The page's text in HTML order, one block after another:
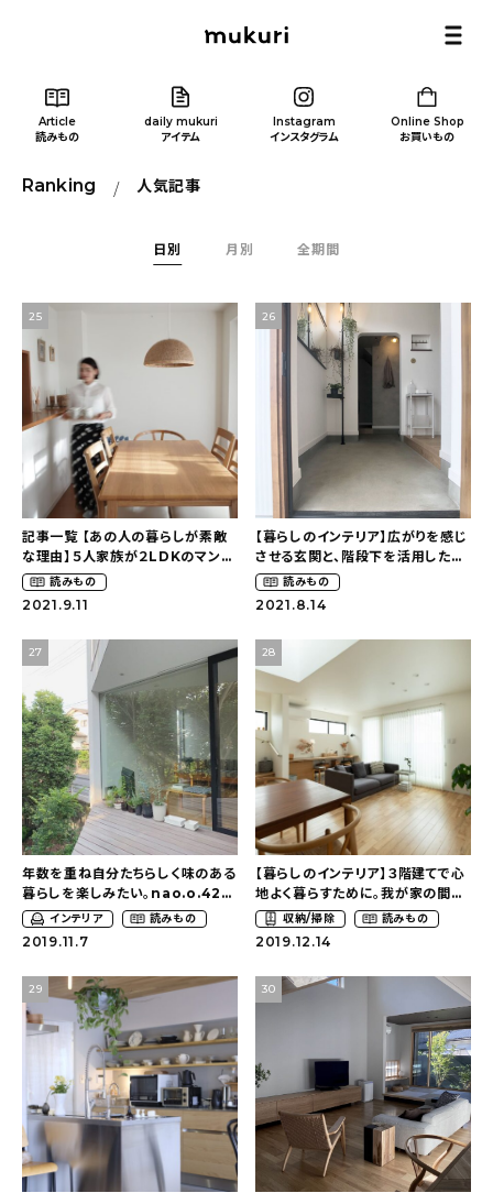
Article
読みもの
daily mukuri
アイテム
Instagram
インスタグラム
Online Shop
お買いもの
カテゴリー一覧
新着記事
人気の記事
おすすめの記事
コラム
インテリア
キッチン
収納/掃除
暮らし
daily mukuri / アイテム
カテゴリー一覧
新着記事
人気の記事
おすすめの記事
インテリア
Ranking 人気記事
日別 月別 全期間
25
記事一覧 【あの人の暮らしが素敵
な理由】５人家族が２LDKのマン
ションで笑顔で過ごすために〜スッ
キリ暮らす（hm_no.ieさん）
読みもの
2021.9.11
26
【暮らしのインテリア】広がりを感じ
させる玄関と、階段下を活用した
シューズクローク〜２７坪の幸せな
空間づくり（s_gift_zさん）
読みもの
2021.8.14
27
年数を重ね自分たちらしく味のある
暮らしを楽しみたい。nao.o.422
さんのご自宅を探索！
インテリア 読みもの
2019.11.7
28
【暮らしのインテリア】３階建てで心
地よく暮らすために。我が家の間取
りの工夫〜都内に注文住宅を建て
るということ（azu_k1009さん）
収納/掃除 読みもの
2019.12.14
29 30